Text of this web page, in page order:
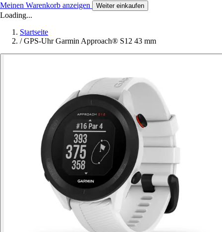
Meinen Warenkorb anzeigen Weiter einkaufen
Loading...
Startseite
/ GPS-Uhr Garmin Approach® S12 43 mm